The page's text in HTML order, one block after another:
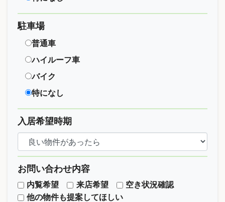
駐車場
普通車
ハイルーフ車
バイク
特になし
入居希望時期
お問い合わせ内容
内覧希望 来店希望
空き状況確認
他の物件も提案してほしい